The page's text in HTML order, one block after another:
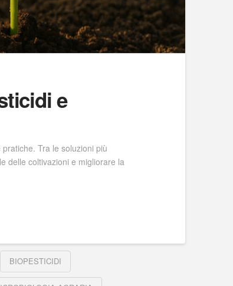
e
Tra le soluzioni più
delle coltivazioni e migliorare la
BIOPESTICIDI